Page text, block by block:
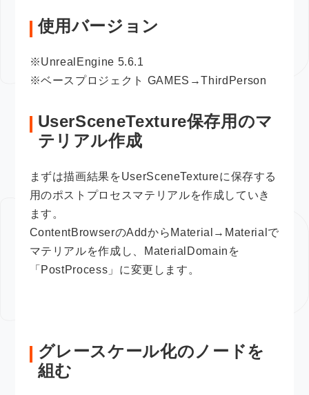
使用バージョン
※UnrealEngine 5.6.1
※ベースプロジェクト GAMES→ThirdPerson
UserSceneTexture保存用のマ
テリアル作成
まずは描画結果をUserSceneTextureに保存する
用のポストプロセスマテリアルを作成していき
ます。
ContentBrowserのAddからMaterial→Materialで
マテリアルを作成し、MaterialDomainを
「PostProcess」に変更します。
グレースケール化のノードを
組む